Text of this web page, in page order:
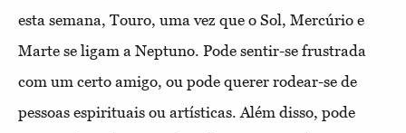
esta semana, Touro, uma vez que o Sol, Mercúrio e
Marte se ligam a Neptuno. Pode sentir-se frustrada
com um certo amigo, ou pode querer rodear-se de
pessoas espirituais ou artísticas. Além disso, pode